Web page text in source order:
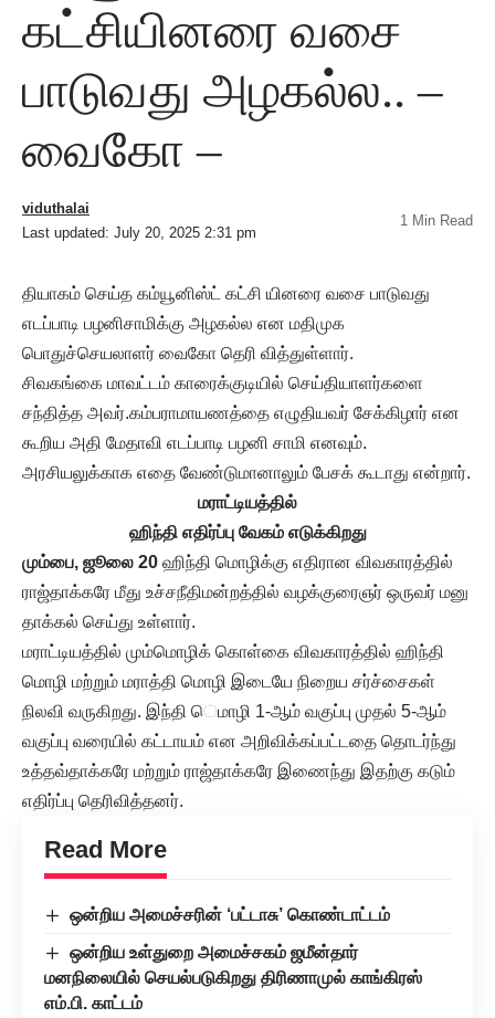
கட்சியினரை வசை
பாடுவது அழகல்ல.. –
வைகோ –
Last updated: July 20, 2025 2:31 pm
viduthalai
1 Min Read
தியாகம் செய்த கம்யூனிஸ்ட் கட்சி யினரை வசை பாடுவது
எடப்பாடி பழனிசாமிக்கு அழகல்ல என மதிமுக
பொதுச்செயலாளர் வைகோ தெரி வித்துள்ளார்.
சிவகங்கை மாவட்டம் காரைக்குடியில் செய்தியாளர்களை
சந்தித்த அவர்.கம்பராமாயணத்தை எழுதியவர் சேக்கிழார் என
கூறிய அதி மேதாவி எடப்பாடி பழனி சாமி எனவும்.
அரசியலுக்காக எதை வேண்டுமானாலும் பேசக் கூடாது என்றார்.
மராட்டியத்தில்
ஹிந்தி எதிர்ப்பு வேகம் எடுக்கிறது
மும்பை, ஜூலை 20 ஹிந்தி மொழிக்கு எதிரான விவகாரத்தில்
ராஜ்தாக்கரே மீது உச்சநீதிமன்றத்தில் வழக்குரைஞர் ஒருவர் மனு
தாக்கல் செய்து உள்ளார்.
மராட்டியத்தில் மும்மொழிக் கொள்கை விவகாரத்தில் ஹிந்தி
மொழி மற்றும் மராத்தி மொழி இடையே நிறைய சர்ச்சைகள்
நிலவி வருகிறது. இந்தி ெமாழி 1-ஆம் வகுப்பு முதல் 5-ஆம்
வகுப்பு வரையில் கட்டாயம் என அறிவிக்கப்பட்டதை தொடர்ந்து
உத்தவ்தாக்கரே மற்றும் ராஜ்தாக்கரே இணைந்து இதற்கு கடும்
எதிர்ப்பு தெரிவித்தனர்.
Read More
ஒன்றிய அமைச்சரின் ‘பட்டாசு’ கொண்டாட்டம்
ஒன்றிய உள்துறை அமைச்சகம் ஜமீன்தார்
மனநிலையில் செயல்படுகிறது திரிணாமுல் காங்கிரஸ்
எம்.பி. காட்டம்